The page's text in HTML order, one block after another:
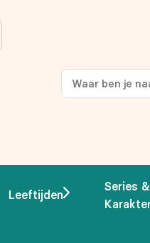
Leeftijden
Series &